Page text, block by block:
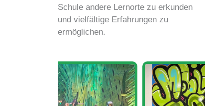
Schule andere Lernorte zu erkunden
und vielfältige Erfahrungen zu
ermöglichen.